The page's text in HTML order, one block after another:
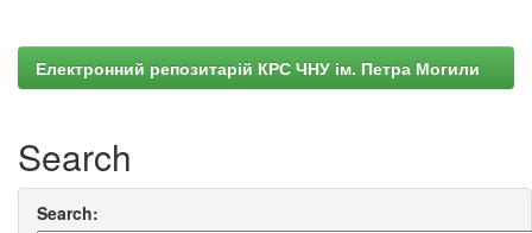
Електронний репозитарій КРС ЧНУ ім. Петра Могили
Search
Search: